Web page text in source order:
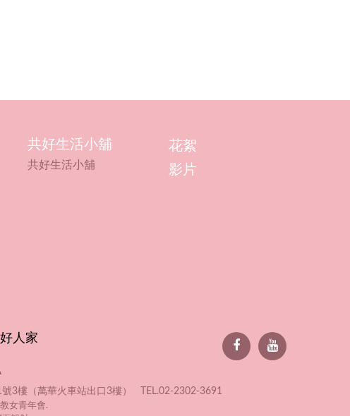
共好生活小舖
共好生活小舖
花絮
影片
人家
3樓（萬華火車站出口3樓） TEL.02-2302-3691
女青年會.